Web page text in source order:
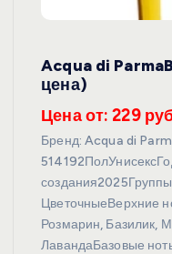
Acqua di
цена)
Цена от: 229
Бренд: Acqua di
ЦветочныеВерхние
Розмарин, Базилик,
ЛавандаБазовые